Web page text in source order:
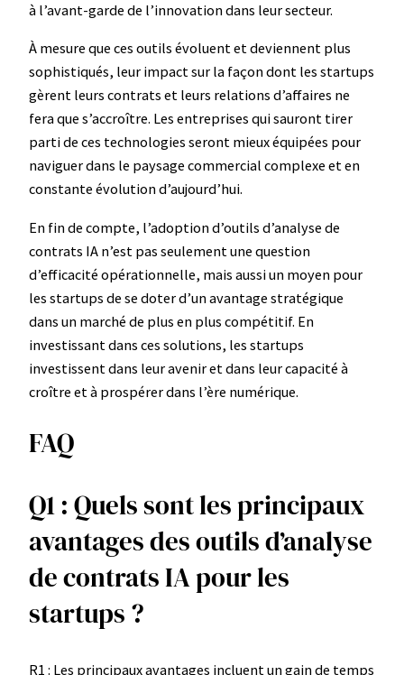
à l’avant-garde de l’innovation dans leur secteur.
À mesure que ces outils évoluent et deviennent plus
sophistiqués, leur impact sur la façon dont les startups
gèrent leurs contrats et leurs relations d’affaires ne
fera que s’accroître. Les entreprises qui sauront tirer
parti de ces technologies seront mieux équipées pour
naviguer dans le paysage commercial complexe et en
constante évolution d’aujourd’hui.
En fin de compte, l’adoption d’outils d’analyse de
contrats IA n’est pas seulement une question
d’efficacité opérationnelle, mais aussi un moyen pour
les startups de se doter d’un avantage stratégique
dans un marché de plus en plus compétitif. En
investissant dans ces solutions, les startups
investissent dans leur avenir et dans leur capacité à
croître et à prospérer dans l’ère numérique.
FAQ
Q1 : Quels sont les principaux
avantages des outils d’analyse
de contrats IA pour les
startups ?
R1 : Les principaux avantages incluent un gain de temps